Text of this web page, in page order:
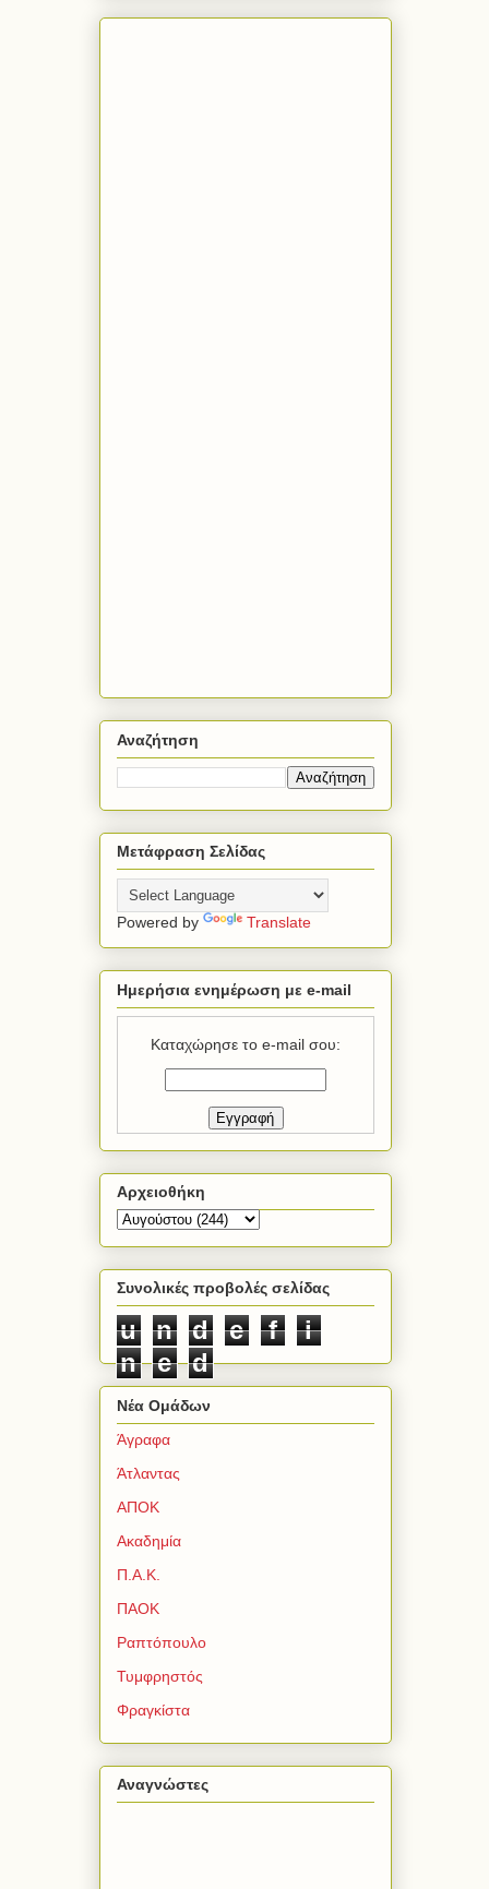
Αναζήτηση
Μετάφραση Σελίδας
Powered by Translate
Ημερήσια ενημέρωση με e-mail
Καταχώρησε το e-mail σου:
Αρχειοθήκη
Συνολικές προβολές σελίδας
u n d e f
i
n
e d
Νέα Ομάδων
Άγραφα
Άτλαντας
ΑΠΟΚ
Ακαδημία
Π.Α.Κ.
ΠΑΟΚ
Ραπτόπουλο
Τυμφρηστός
Φραγκίστα
Αναγνώστες